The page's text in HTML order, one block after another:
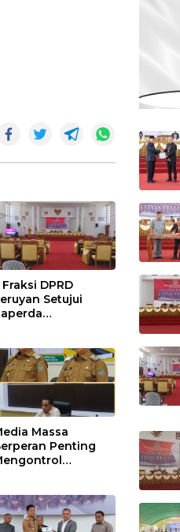
Fraksi DPRD
Setujui
TA 2024
Massa
Penting